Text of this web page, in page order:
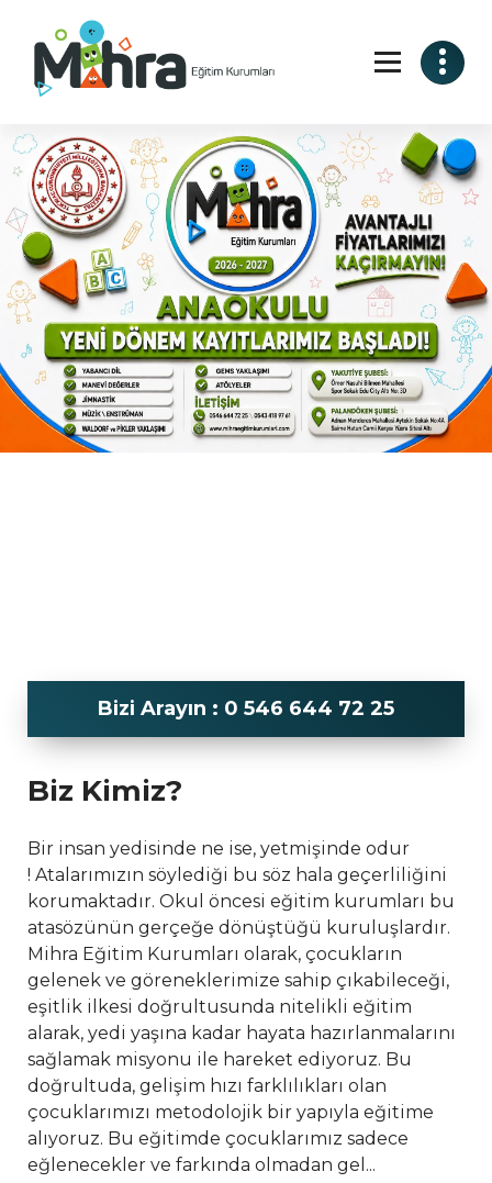
Bizi Arayın : 0 546 644 72 25
Biz Kimiz?
Bir insan yedisinde ne ise, yetmişinde odur
! Atalarımızın söylediği bu söz hala geçerliliğini
korumaktadır. Okul öncesi eğitim kurumları bu
atasözünün gerçeğe dönüştüğü kuruluşlardır.
Mihra Eğitim Kurumları olarak, çocukların
gelenek ve göreneklerimize sahip çıkabileceği,
eşitlik ilkesi doğrultusunda nitelikli eğitim
alarak, yedi yaşına kadar hayata hazırlanmalarını
sağlamak misyonu ile hareket ediyoruz. Bu
doğrultuda, gelişim hızı farklılıkları olan
çocuklarımızı metodolojik bir yapıyla eğitime
alıyoruz. Bu eğitimde çocuklarımız sadece
eğlenecekler ve farkında olmadan gel...